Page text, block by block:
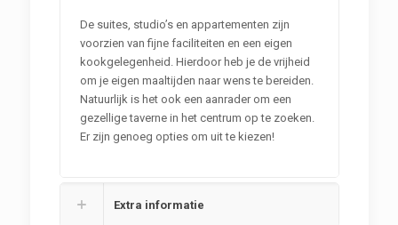
De suites, studio’s en appartementen zijn
voorzien van fijne faciliteiten en een eigen
kookgelegenheid. Hierdoor heb je de vrijheid
om je eigen maaltijden naar wens te bereiden.
Natuurlijk is het ook een aanrader om een
gezellige taverne in het centrum op te zoeken.
Er zijn genoeg opties om uit te kiezen!
Extra informatie